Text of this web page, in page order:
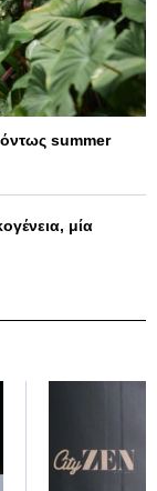
summer
μία